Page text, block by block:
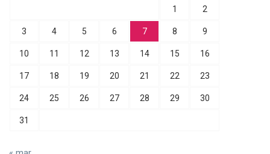
1 2
3 4 5 6 7 8 9
10 11 12 13 14 15 16
17 18 19 20 21 22 23
24 25 26 27 28 29 30
31